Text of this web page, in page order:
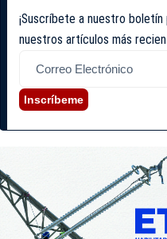
¡Suscríbete a nuestro
nuestros artículos más
Inscríbeme